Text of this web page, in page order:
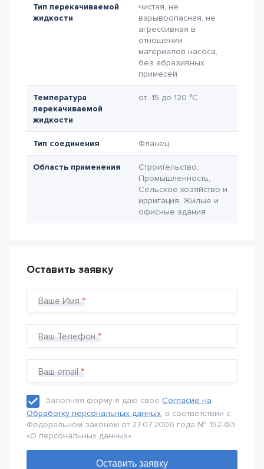
Тип перекачиваемой
жидкости
чистая, не
взрывоопасная, не
агрессивная в
отношении
материалов насоса,
без абразивных
примесей
Температура
перекачиваемой
жидкости
от -15 до 120 °C
Тип соединения Фланец
Область применения
Строительство,
Промышленность,
Сельское хозяйство и
ирригация, Жилые и
офисные здания
Оставить заявку
Ваше Имя
Ваш Телефон
Ваш email
Заполняя форму я даю своё Согласие на
Обработку персональных данных, в соответствии с
Федеральном законом от 27.07.2006 года № 152-Ф3
«О персональных данных».